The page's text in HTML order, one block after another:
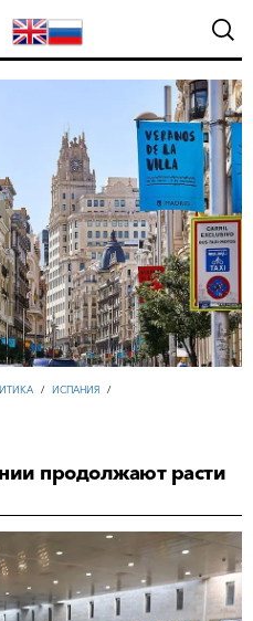
/ ИСПАНИЯ /
продолжают расти